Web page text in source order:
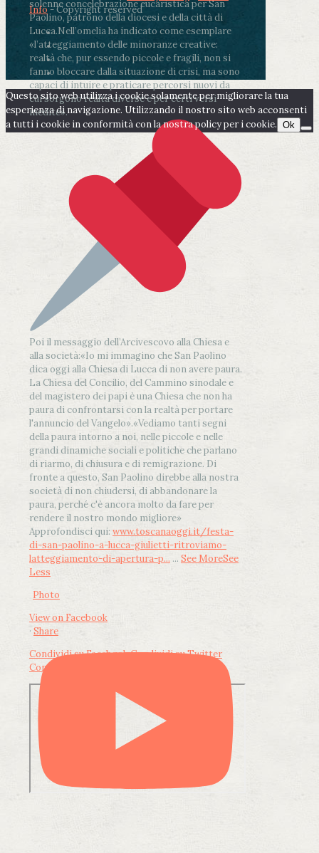
solenne concelebrazione eucaristica per San
Paolino, patrono della diocesi e della città di
Lucca.Nell’omelia ha indicato come esemplare
«l’atteggiamento delle minoranze creative:
realtà che, pur essendo piccole e fragili, non si
fanno bloccare dalla situazione di crisi, ma sono
capaci di intuire e praticare percorsi nuovi da
cui sorgono realtà diverse e per certi versi
inedite».
Poi il messaggio dell’Arcivescovo alla Chiesa e
alla società:«Io mi immagino che San Paolino
dica oggi alla Chiesa di Lucca di non avere paura.
La Chiesa del Concilio, del Cammino sinodale e
del magistero dei papi è una Chiesa che non ha
paura di confrontarsi con la realtà per portare
l'annuncio del Vangelo».«Vediamo tanti segni
della paura intorno a noi, nelle piccole e nelle
grandi dinamiche sociali e politiche che parlano
di riarmo, di chiusura e di remigrazione. Di
fronte a questo, San Paolino direbbe alla nostra
società di non chiudersi, di abbandonare la
paura, perché c'è ancora molto da fare per
rendere il nostro mondo migliore»
Approfondisci qui: www.toscanaoggi.it/festa-
di-san-paolino-a-lucca-giulietti-ritroviamo-
latteggiamento-di-apertura-p... ... See MoreSee
Less
Photo
View on Facebook
· Share
Condividi su FacebookCondividi su Twitter
Condividi su LinkedIn
Info- Copyright reserved
Questo sito web utilizza i cookie solamente per migliorare la tua
esperienza di navigazione. Utilizzando il nostro sito web acconsenti
a tutti i cookie in conformità con la nostra policy per i cookie. Ok